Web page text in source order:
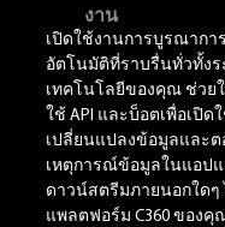
งาน
เปิดใช้งานการบูรณากา
อัตโนมัติที่ราบรื่นทั่วทั้งร
เทคโนโลยีของคุณ ช่วย
ใช้ API และบ็อตเพื่อเปิด
เปลี่ยนแปลงข้อมูลและ
เหตุการณ์ข้อมูลในแอป
ดาวน์สตรีมภายนอกใดๆ
แพลตฟอร์ม C360 ของคุ